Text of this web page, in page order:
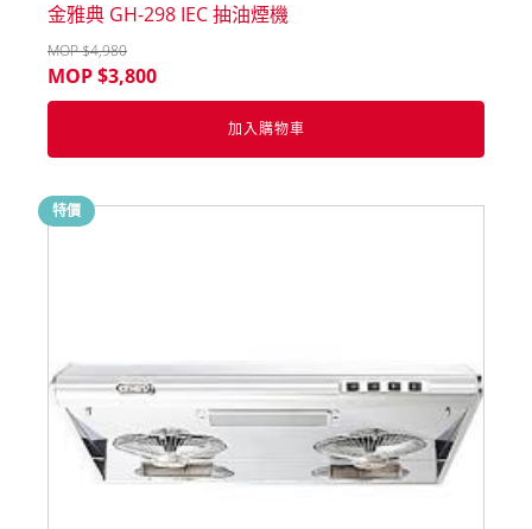
金雅典 GH-298 IEC 抽油煙機
MOP $4,980
MOP $3,800
加入購物車
特價